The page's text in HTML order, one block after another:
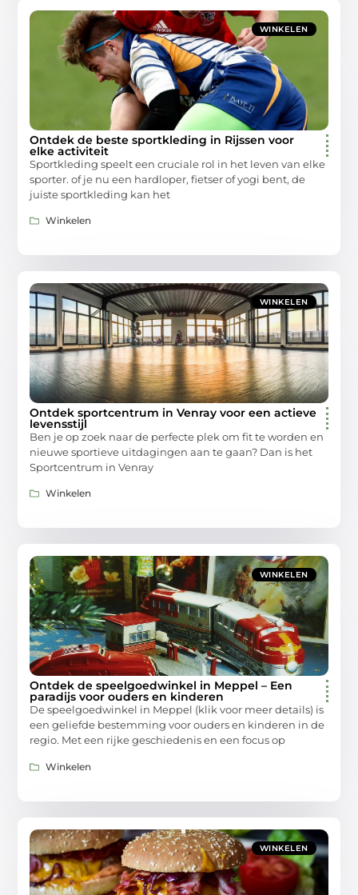
WINKELEN
Ontdek de beste sportkleding in Rijssen voor
elke activiteit
Sportkleding speelt een cruciale rol in het leven van elke
sporter. of je nu een hardloper, fietser of yogi bent, de
juiste sportkleding kan het
Winkelen
WINKELEN
Ontdek sportcentrum in Venray voor een actieve
levensstijl
Ben je op zoek naar de perfecte plek om fit te worden en
nieuwe sportieve uitdagingen aan te gaan? Dan is het
Sportcentrum in Venray
Winkelen
WINKELEN
Ontdek de speelgoedwinkel in Meppel – Een
paradijs voor ouders en kinderen
De speelgoedwinkel in Meppel (klik voor meer details) is
een geliefde bestemming voor ouders en kinderen in de
regio. Met een rijke geschiedenis en een focus op
Winkelen
WINKELEN